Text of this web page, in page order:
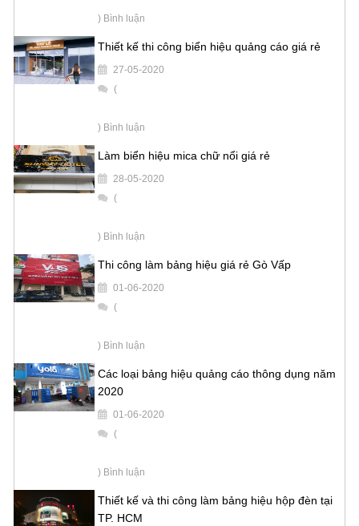
) Bình luận
Thiết kế thi công biển hiệu quảng cáo giá rẻ
27-05-2020
(
) Bình luận
Làm biển hiệu mica chữ nổi giá rẻ
28-05-2020
(
) Bình luận
Thi công làm bảng hiệu giá rẻ Gò Vấp
01-06-2020
(
) Bình luận
Các loại bảng hiệu quảng cáo thông dụng năm
2020
01-06-2020
(
) Bình luận
Thiết kế và thi công làm bảng hiệu hộp đèn tại
TP. HCM